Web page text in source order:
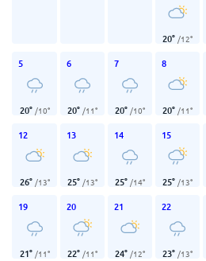
20° /12°
5
20° /10°
6
20° /11°
7
20° /10°
8
20° /11°
12
26° /13°
13
25° /13°
14
25° /14°
15
25° /13°
19
21° /11°
20
22° /11°
21
24° /12°
22
23° /13°